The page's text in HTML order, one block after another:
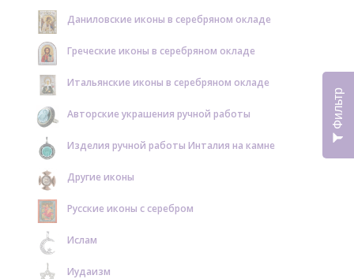
Фильтр
Даниловские иконы в серебряном окладе
Греческие иконы в серебряном окладе
Итальянские иконы в серебряном окладе
Авторские украшения ручной работы
Изделия ручной работы Инталия на камне
Другие иконы
Русские иконы с серебром
Ислам
Иудаизм